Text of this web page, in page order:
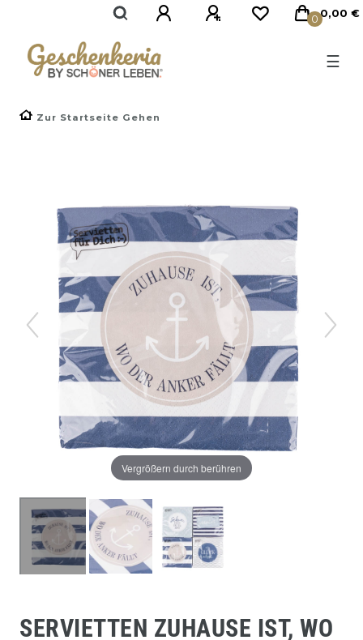
0 0,00 €
☰
Zur Startseite Gehen
Vergrößern durch berühren
SERVIETTEN ZUHAUSE IST, WO